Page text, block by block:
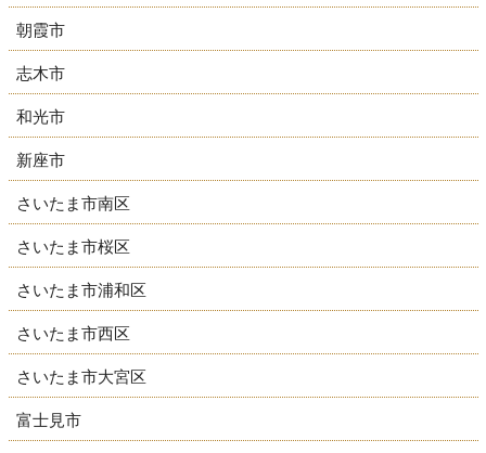
朝霞市
志木市
和光市
新座市
さいたま市南区
さいたま市桜区
さいたま市浦和区
さいたま市西区
さいたま市大宮区
富士見市